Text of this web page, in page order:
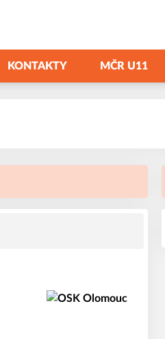
KONTAKTY MČR U11